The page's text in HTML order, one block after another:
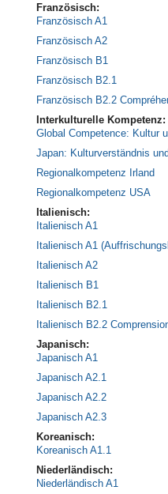
Französisch:
Französisch A1
Französisch A2
Französisch B1
Französisch B2.1
Französisch B2.2
Interkulturelle Kompetenz:
Global Competence: Kultur
Japan: Kulturverständnis
Regionalkompetenz Irland
Regionalkompetenz USA
Italienisch:
Italienisch A1
Italienisch A1
Italienisch A2
Italienisch B1
Italienisch B2.1
Italienisch B2.2
Japanisch:
Japanisch A1
Japanisch A2.1
Japanisch A2.2
Japanisch A2.3
Koreanisch:
Koreanisch A1.1
Niederländisch:
Niederländisch A1